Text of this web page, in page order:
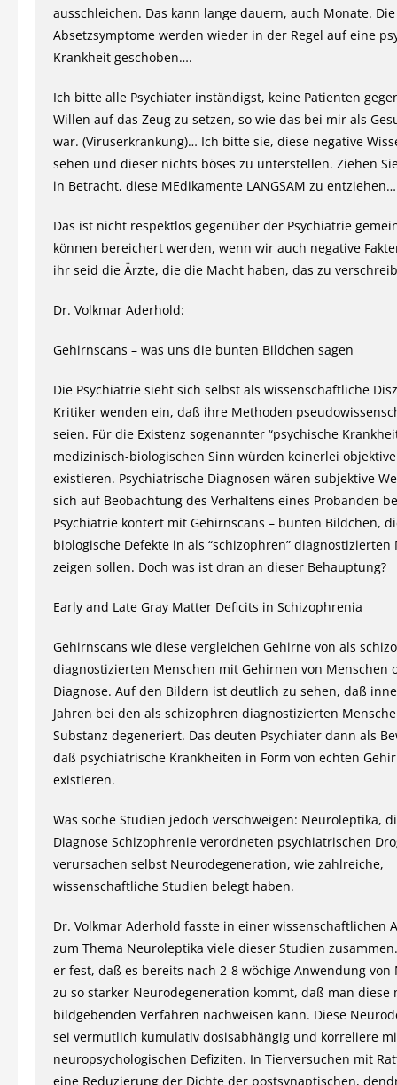
ausschleichen. Das kann lange dauern, auch Monate. Die
Absetzsymptome werden wieder in der Regel auf eine
Krankheit geschoben….
Ich bitte alle Psychiater inständigst, keine Patienten
Willen auf das Zeug zu setzen, so wie das bei mir als
war. (Viruserkrankung)… Ich bitte sie, diese negative
sehen und dieser nichts böses zu unterstellen. Ziehen
in Betracht, diese MEdikamente LANGSAM zu
Das ist nicht respektlos gegenüber der Psychiatrie
können bereichert werden, wenn wir auch negative
ihr seid die Ärzte, die die Macht haben, das zu
Dr. Volkmar Aderhold:
Gehirnscans – was uns die bunten Bildchen sagen
Die Psychiatrie sieht sich selbst als wissenschaftliche
Kritiker wenden ein, daß ihre Methoden
seien. Für die Existenz sogenannter “psychische
medizinisch-biologischen Sinn würden keinerlei
existieren. Psychiatrische Diagnosen wären subjektive
sich auf Beobachtung des Verhaltens eines Probanden
Psychiatrie kontert mit Gehirnscans – bunten Bildchen,
biologische Defekte in als “schizophren” diagnostizierten
zeigen sollen. Doch was ist dran an dieser Behauptung?
Early and Late Gray Matter Deficits in Schizophrenia
Gehirnscans wie diese vergleichen Gehirne von als
diagnostizierten Menschen mit Gehirnen von Menschen
Diagnose. Auf den Bildern ist deutlich zu sehen, daß
Jahren bei den als schizophren diagnostizierten
Substanz degeneriert. Das deuten Psychiater dann als
daß psychiatrische Krankheiten in Form von echten
existieren.
Was soche Studien jedoch verschweigen: Neuroleptika,
Diagnose Schizophrenie verordneten psychiatrischen
verursachen selbst Neurodegeneration, wie zahlreiche,
wissenschaftliche Studien belegt haben.
Dr. Volkmar Aderhold fasste in einer wissenschaftlichen
zum Thema Neuroleptika viele dieser Studien
er fest, daß es bereits nach 2-8 wöchige Anwendung von
zu so starker Neurodegeneration kommt, daß man diese
bildgebenden Verfahren nachweisen kann. Diese
sei vermutlich kumulativ dosisabhängig und korreliere
neuropsychologischen Defiziten. In Tierversuchen mit
eine Reduzierung der Dichte der postsynaptischen,